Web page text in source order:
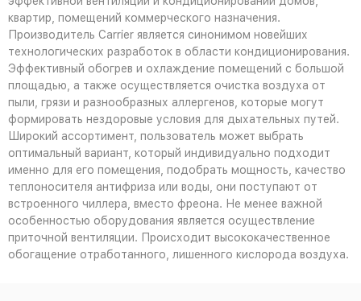
квартир, помещений коммерческого назначения.
Производитель Carrier является синонимом новейших
технологических разработок в области кондиционирования.
Эффективный обогрев и охлаждение помещений с большой
площадью, а также осуществляется очистка воздуха от
пыли, грязи и разнообразных аллергенов, которые могут
формировать нездоровые условия для дыхательных путей.
Широкий ассортимент, пользователь может выбрать
оптимальный вариант, который индивидуально подходит
именно для его помещения, подобрать мощность, качество
теплоносителя антифриза или воды, они поступают от
встроенного чиллера, вместо фреона. Не менее важной
особенностью оборудования является осуществление
приточной вентиляции. Происходит высококачественное
обогащение отработанного, лишенного кислорода воздуха.